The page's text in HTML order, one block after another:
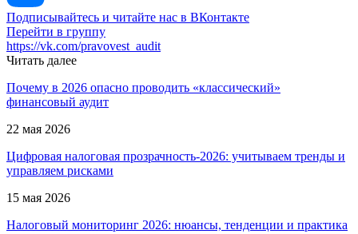
Подписывайтесь и читайте нас в ВКонтакте
Перейти в группу
https://vk.com/pravovest_audit
Читать далее
Почему в 2026 опасно проводить «классический»
финансовый аудит
22 мая 2026
Цифровая налоговая прозрачность-2026: учитываем тренды и
управляем рисками
15 мая 2026
Налоговый мониторинг 2026: нюансы, тенденции и практика